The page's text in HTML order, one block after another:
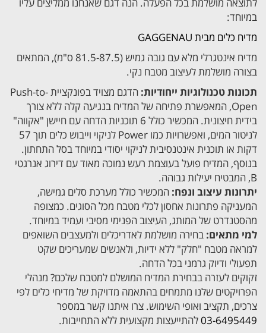
במיוחד:
מדיח כלים מבית GAGGENAU
מדיח אינטגרלי מלא עם גובה גמיש (81.5-87.5 ס"מ), המתאים
בצורה מושלמת לעיצוב מטבח נקי.
תכונות טכנולוגיות ייחודיות:
הדגם מצויד בפונקציית Push-to-
Open, המאפשרת פתיחה של המדיח בנגיעה קלה ללא צורך
בידית חיצונית. המכשיר כולל 6 תוכניות הדחה עם חיישן "אקווה"
לניטור המים, ואפשרויות כמו Power לניקוי וייבוש כלים תוך 57
דקות או תוכנית אינטנסיבית לניקוי יסודי במיוחד בסל התחתון.
בנוסף, המדיח פועל בעוצמת רעש נמוכה מאוד עם דירוג אנרגטי
B, המבטיח יעילות גבוהה.
יתרונות עיצוב ונפח: המכשיר כולל מערכת סלים גמישה,
המעניקה פתרונות אחסון לכלי מטבח מכל הסוגים. כמצופה
מהסטנדרט של המותג, העיצוב הפנימי מסיבי ועמיד במיוחד.
למי מתאים: בחירה מושלמת לאדריכלים ולמעצבים השואפים
למראה מטבח "חלק" ללא ידיות, ולאנשים שמעריכים שקט
תפעולי ודיוק גרמני בכל הדחה.
זקוקים לעזרה בבחירת המדיח המושלם למטבח שלכם? מנהלי
הפרויקטים שלנו מתמחים בהתאמה מדויקת של מדיחי כלים לפי
צרכים, תקציב ואופי השימוש. צרו איתנו קשר במספר
03-6495449להתייעצות מקצועית ללא התחייבות.